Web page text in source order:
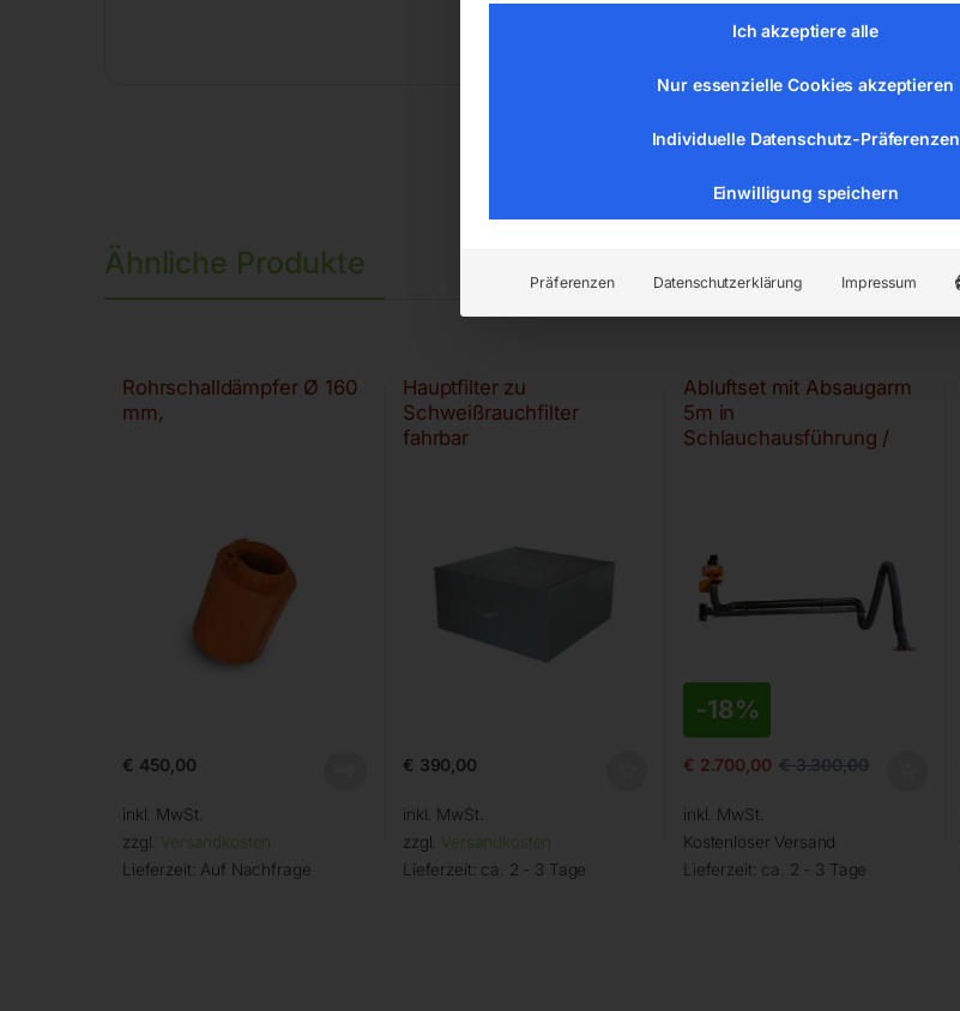
Ähnliche Produkte
Rohrschalldämpfer Ø 160
mm,
€ 450,00
inkl. MwSt.
zzgl. Versandkosten
Lieferzeit: Auf Nachfrage
Hauptfilter zu
Schweißrauchfilter
fahrbar
€ 390,00
inkl. MwSt.
zzgl. Versandkosten
Lieferzeit: ca. 2 - 3 Tage
Abluftset mit Absaugarm
5m in
Schlauchausführung /
-18%
€ 2.700,00 €3.300,00
inkl. MwSt.
Kostenloser Versand
Lieferzeit: ca. 2 - 3 Tage
Ich akzeptiere alle
Nur essenzielle Cookies akzeptieren
Individuelle Datenschutz-Präferenzen
Einwilligung speichern
Präferenzen Datenschutzerklärung Impressum